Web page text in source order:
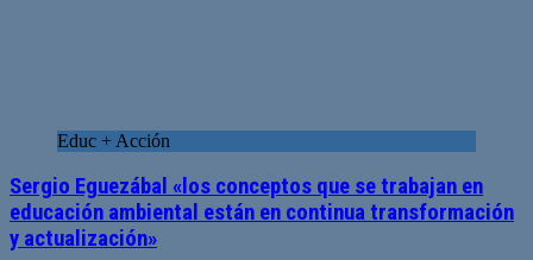
Educ + Acción
Sergio Eguezábal «los conceptos que se trabajan en
educación ambiental están en continua transformación
y actualización»